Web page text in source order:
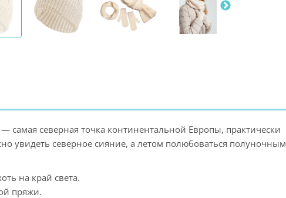
северная точка континентальной Европы, практически
увидеть северное сияние, а летом полюбоваться полуночным
на край света.
пряжи.